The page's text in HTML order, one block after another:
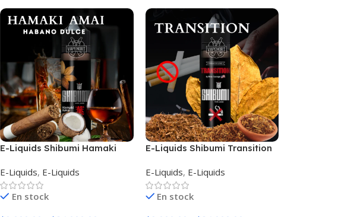
E-Liquids Shibumi Hamaki
E-Liquids, E-Liquids
En stock
E-Liquids Shibumi Transition
E-Liquids, E-Liquids
En stock